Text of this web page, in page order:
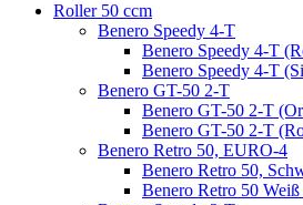
Roller 50 ccm
Benero Speedy 4-T
Benero Speedy 4-T
Benero Speedy 4-T
Benero GT-50 2-T
Benero GT-50 2-T
Benero GT-50 2-T
Benero Retro 50, EURO-4
Benero Retro 50,
Benero Retro 50